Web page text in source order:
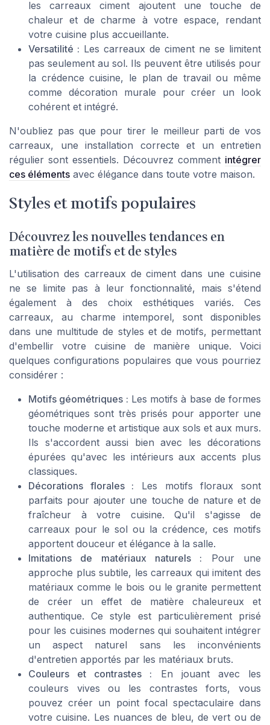
les carreaux ciment ajoutent une touche de
chaleur et de charme à votre espace, rendant
votre cuisine plus accueillante.
Versatilité : Les carreaux de ciment ne se limitent
pas seulement au sol. Ils peuvent être utilisés pour
la crédence cuisine, le plan de travail ou même
comme décoration murale pour créer un look
cohérent et intégré.
N'oubliez pas que pour tirer le meilleur parti de vos
carreaux, une installation correcte et un entretien
régulier sont essentiels. Découvrez comment intégrer
ces éléments avec élégance dans toute votre maison.
Styles et motifs populaires
Découvrez les nouvelles tendances en
matière de motifs et de styles
L'utilisation des carreaux de ciment dans une cuisine
ne se limite pas à leur fonctionnalité, mais s'étend
également à des choix esthétiques variés. Ces
carreaux, au charme intemporel, sont disponibles
dans une multitude de styles et de motifs, permettant
d'embellir votre cuisine de manière unique. Voici
quelques configurations populaires que vous pourriez
considérer :
Motifs géométriques : Les motifs à base de formes
géométriques sont très prisés pour apporter une
touche moderne et artistique aux sols et aux murs.
Ils s'accordent aussi bien avec les décorations
épurées qu'avec les intérieurs aux accents plus
classiques.
Décorations florales : Les motifs floraux sont
parfaits pour ajouter une touche de nature et de
fraîcheur à votre cuisine. Qu'il s'agisse de
carreaux pour le sol ou la crédence, ces motifs
apportent douceur et élégance à la salle.
Imitations de matériaux naturels : Pour une
approche plus subtile, les carreaux qui imitent des
matériaux comme le bois ou le granite permettent
de créer un effet de matière chaleureux et
authentique. Ce style est particulièrement prisé
pour les cuisines modernes qui souhaitent intégrer
un aspect naturel sans les inconvénients
d'entretien apportés par les matériaux bruts.
Couleurs et contrastes : En jouant avec les
couleurs vives ou les contrastes forts, vous
pouvez créer un point focal spectaculaire dans
votre cuisine. Les nuances de bleu, de vert ou de